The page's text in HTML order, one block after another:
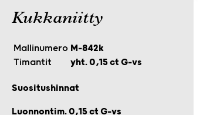
Kukkaniitty
Mallinumero M-842k
Timantit
yht. 0,15 ct G-vs
Suositushinnat
Luonnontim. 0,15 ct G-vs